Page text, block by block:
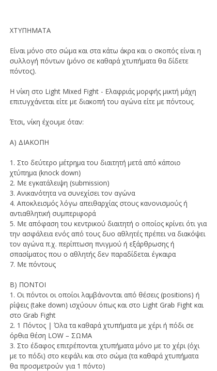
ΧΤΥΠΗΜΑΤΑ
Είναι μόνο στο σώμα και στα κάτω άκρα και ο σκοπός είναι η
συλλογή πόντων (μόνο σε καθαρά χτυπήματα θα δίδετε
πόντος).
Η νίκη στο Light Mixed Fight - Ελαφριάς μορφής μικτή μάχη
επιτυγχάνεται είτε με διακοπή του αγώνα είτε με πόντους.
Έτσι, νίκη έχουμε όταν:
Α) ΔΙΑΚΟΠΗ
1. Στο δεύτερο μέτρημα του διαιτητή μετά από κάποιο
χτύπημα (knock down)
2. Με εγκατάλειψη (submission)
3. Ανικανότητα να συνεχίσει τον αγώνα
4. Αποκλεισμός λόγω απειθαρχίας στους κανονισμούς ή
αντιαθλητική συμπεριφορά
5. Με απόφαση του κεντρικού διαιτητή ο οποίος κρίνει ότι για
την ασφάλεια ενός από τους δυο αθλητές πρέπει να διακόψει
τον αγώνα π.χ. περίπτωση πνιγμού ή εξάρθρωσης ή
σπασίματος που ο αθλητής δεν παραδίδεται έγκαιρα
7. Με πόντους
Β) ΠΟΝΤΟΙ
1. Οι πόντοι οι οποίοι λαμβάνονται από θέσεις (positions) ή
ρίψεις (take down) ισχύουν όπως και στο Light Grab Fight και
στο Grab Fight
2. 1 Πόντος | Όλα τα καθαρά χτυπήματα με χέρι ή πόδι σε
όρθια θέση LOW – ΣΩΜΑ
3. Στο έδαφος επιτρέπονται χτυπήματα μόνο με το χέρι (όχι
με το πόδι) στο κεφάλι και στο σώμα (τα καθαρά χτυπήματα
θα προσμετρούν για 1 πόντο)